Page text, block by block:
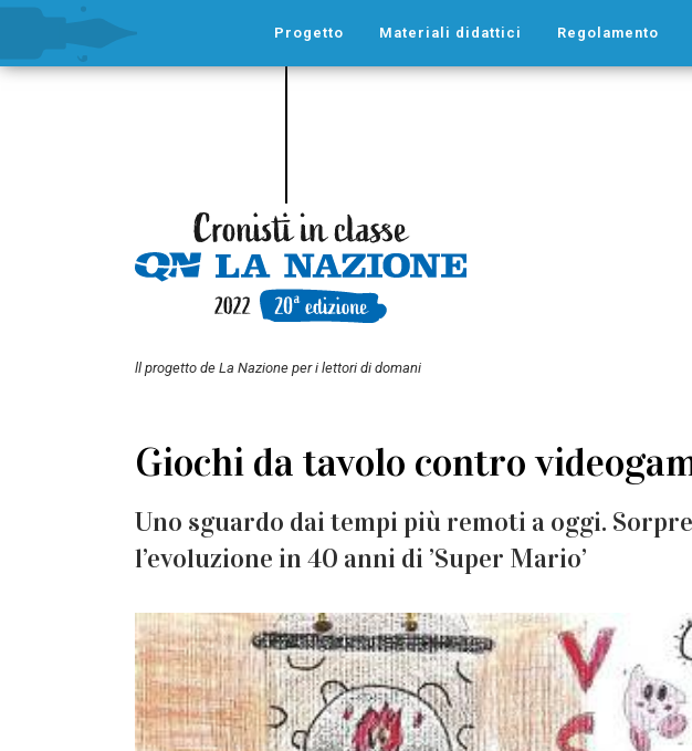
Progetto Materiali didattici Regolamento
ll progetto de La Nazione per i lettori di domani
Giochi da tavolo contro
Uno sguardo dai tempi più remoti a oggi.
l’evoluzione in 40 anni di ’Super Mario’